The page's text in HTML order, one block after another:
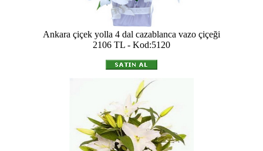
Ankara çiçek yolla 4 dal cazablanca vazo çiçeği
2106 TL - Kod:5120